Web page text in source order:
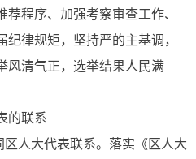
程序、加强考察审查工作、
律规矩，坚持严的主基调，
风清气正，选举结果人民满
的联系
人大代表联系。落实《区人大